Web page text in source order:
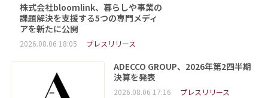
株式会社bloomlink、暮らしや事業の
課題解決を支援する5つの専門メディ
アを新たに公開
2026.08.06 18:05 プレスリリース
ADECCO GROUP、2026年第2四半期
決算を発表
2026.08.06 17:16 プレスリリース